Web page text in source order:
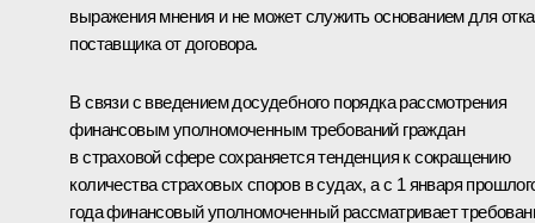
выражения мнения и не может служить основанием для
поставщика от договора.
В связи с введением досудебного порядка рассмотрения
финансовым уполномоченным требований граждан
в страховой сфере сохраняется тенденция к сокращению
количества страховых споров в судах, а с 1 января
года финансовый уполномоченный рассматривает